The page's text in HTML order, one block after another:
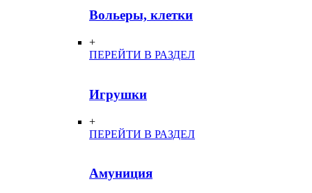
Вольеры, клетки
+
ПЕРЕЙТИ В РАЗДЕЛ
Игрушки
+
ПЕРЕЙТИ В РАЗДЕЛ
Амуниция